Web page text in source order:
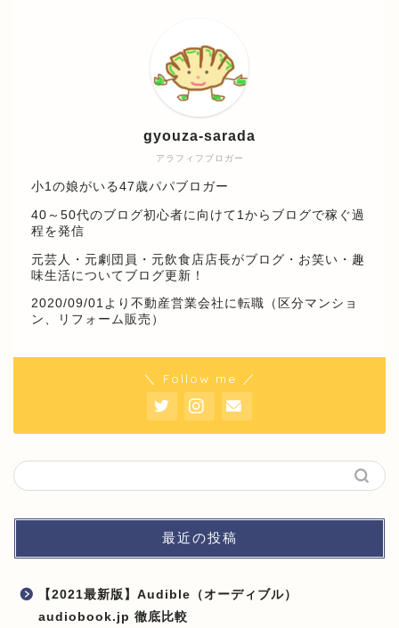
アラフィフブロガー
gyouza-sarada
小1の娘がいる47歳パパブロガー
40～50代のブログ初心者に向けて1からブログで稼ぐ過
程を発信
元芸人・元劇団員・元飲食店店長がブログ・お笑い・趣
味生活についてブログ更新！
2020/09/01より不動産営業会社に転職（区分マンショ
ン、リフォーム販売）
＼ Follow me ／
最近の投稿
【2021最新版】Audible（オーディブル）
audiobook.jp 徹底比較